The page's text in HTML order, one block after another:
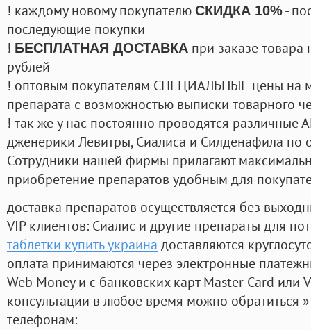
! каждому новому покупателю СКИДКА 10%-
последующие покупки
! БЕСПЛАТНАЯ ДОСТАВКА при заказе
рублей
! оптовым покупателям СПЕЦИАЛЬНЫЕ цены на
препарата с возможностью выписки товарного
! так же у нас постоянно проводятся
дженерики Левитры, Сиалиса и Силденафила по
Cотрудники нашей фирмы прилагают
приобретение препаратов удобным для
доставка препаратов осуществляется без
VIP клиентов: Сиалис и другие препараты для
таблетки купить украина доставляются
оплата принимаются через электронные
Web Money и с банковских карт Master Card или
консультации в любое время можно обратиться
телефонам: